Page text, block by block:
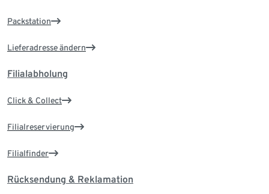
Packstation
Lieferadresse ändern
Filialabholung
Click & Collect
Filialreservierung
Filialfinder
Rücksendung & Reklamation